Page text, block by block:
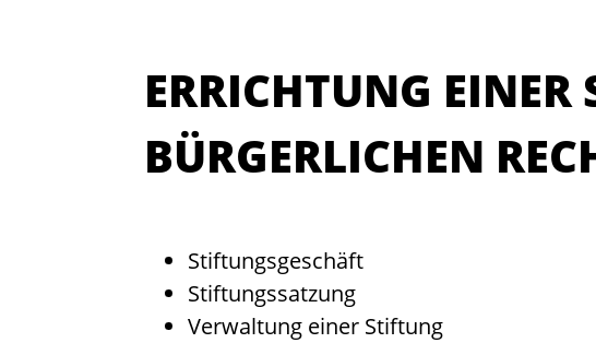
ERRICHTUNG EINER
BÜRGERLICHEN
Stiftungsgeschäft
Stiftungssatzung
Verwaltung einer Stiftung